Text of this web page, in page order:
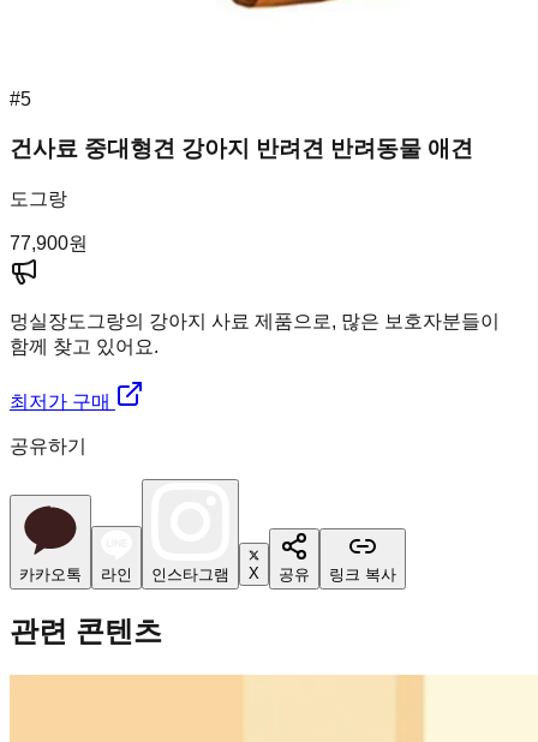
#5
건사료 중대형견 강아지 반려견 반려동물 애견
도그랑
77,900원
멍실장도그랑의 강아지 사료 제품으로, 많은 보호자분들이
함께 찾고 있어요.
최저가 구매
공유하기
카카오톡 라인 인스타그램 X 공유 링크 복사
관련 콘텐츠